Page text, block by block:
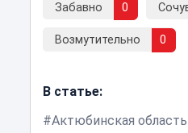
Забавно 0
Возмутительно 0
В статье:
Актюбинская область